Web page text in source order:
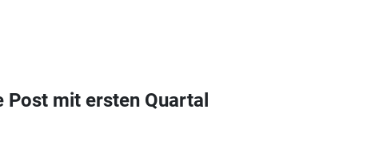
mit ersten Quartal